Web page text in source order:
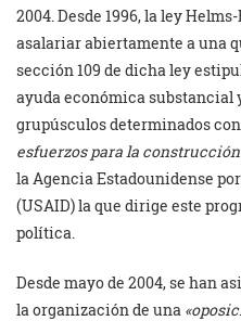
2004. Desde 1996, la ley
asalariar abiertamente a una
sección 109 de dicha ley
ayuda económica substancial
grupúsculos determinados
esfuerzos para la
la Agencia Estadounidense
(USAID) la que dirige este
política.
Desde mayo de 2004, se han
la organización de una